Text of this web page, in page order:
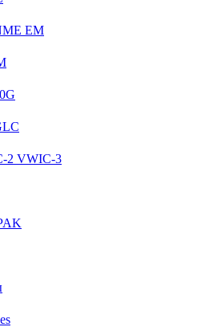
EM
2 VWIC-3